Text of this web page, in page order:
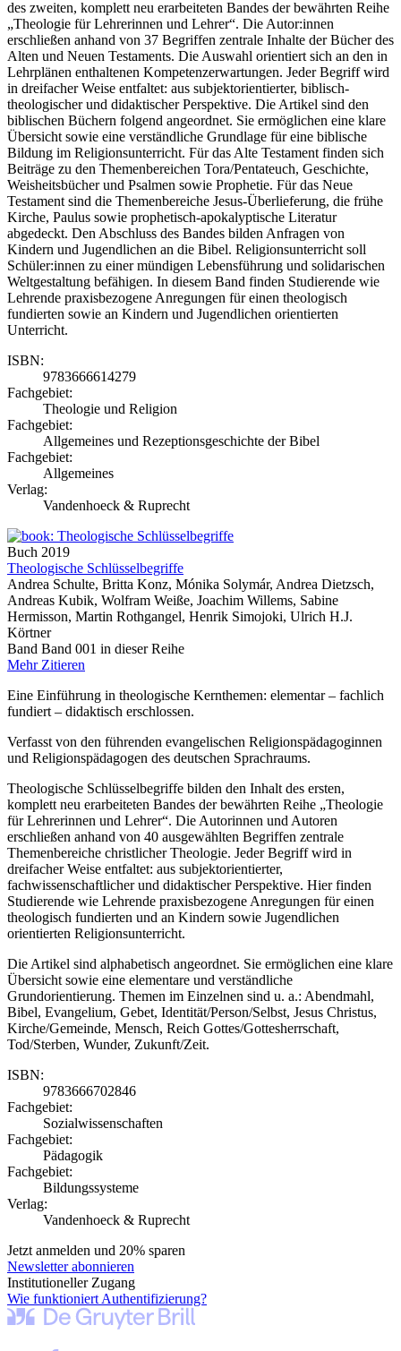
des zweiten, komplett neu erarbeiteten Bandes der bewährten Reihe
„Theologie für Lehrerinnen und Lehrer“. Die Autor:innen
erschließen anhand von 37 Begriffen zentrale Inhalte der Bücher des
Alten und Neuen Testaments. Die Auswahl orientiert sich an den in
Lehrplänen enthaltenen Kompetenzerwartungen. Jeder Begriff wird
in dreifacher Weise entfaltet: aus subjektorientierter, biblisch-
theologischer und didaktischer Perspektive. Die Artikel sind den
biblischen Büchern folgend angeordnet. Sie ermöglichen eine klare
Übersicht sowie eine verständliche Grundlage für eine biblische
Bildung im Religionsunterricht. Für das Alte Testament finden sich
Beiträge zu den Themenbereichen Tora/Pentateuch, Geschichte,
Weisheitsbücher und Psalmen sowie Prophetie. Für das Neue
Testament sind die Themenbereiche Jesus-Überlieferung, die frühe
Kirche, Paulus sowie prophetisch-apokalyptische Literatur
abgedeckt. Den Abschluss des Bandes bilden Anfragen von
Kindern und Jugendlichen an die Bibel. Religionsunterricht soll
Schüler:innen zu einer mündigen Lebensführung und solidarischen
Weltgestaltung befähigen. In diesem Band finden Studierende wie
Lehrende praxisbezogene Anregungen für einen theologisch
fundierten sowie an Kindern und Jugendlichen orientierten
Unterricht.
ISBN:
9783666614279
Fachgebiet:
Theologie und Religion
Fachgebiet:
Allgemeines und Rezeptionsgeschichte der Bibel
Fachgebiet:
Allgemeines
Verlag:
Vandenhoeck & Ruprecht
Buch 2019
Theologische Schlüsselbegriffe
Andrea Schulte, Britta Konz, Mónika Solymár, Andrea Dietzsch,
Andreas Kubik, Wolfram Weiße, Joachim Willems, Sabine
Hermisson, Martin Rothgangel, Henrik Simojoki, Ulrich H.J.
Körtner
Band Band 001 in dieser Reihe
Mehr Zitieren
Eine Einführung in theologische Kernthemen: elementar – fachlich
fundiert – didaktisch erschlossen.
Verfasst von den führenden evangelischen Religionspädagoginnen
und Religionspädagogen des deutschen Sprachraums.
Theologische Schlüsselbegriffe bilden den Inhalt des ersten,
komplett neu erarbeiteten Bandes der bewährten Reihe „Theologie
für Lehrerinnen und Lehrer“. Die Autorinnen und Autoren
erschließen anhand von 40 ausgewählten Begriffen zentrale
Themenbereiche christlicher Theologie. Jeder Begriff wird in
dreifacher Weise entfaltet: aus subjektorientierter,
fachwissenschaftlicher und didaktischer Perspektive. Hier finden
Studierende wie Lehrende praxisbezogene Anregungen für einen
theologisch fundierten und an Kindern sowie Jugendlichen
orientierten Religionsunterricht.
Die Artikel sind alphabetisch angeordnet. Sie ermöglichen eine klare
Übersicht sowie eine elementare und verständliche
Grundorientierung. Themen im Einzelnen sind u. a.: Abendmahl,
Bibel, Evangelium, Gebet, Identität/Person/Selbst, Jesus Christus,
Kirche/Gemeinde, Mensch, Reich Gottes/Gottesherrschaft,
Tod/Sterben, Wunder, Zukunft/Zeit.
ISBN:
9783666702846
Fachgebiet:
Sozialwissenschaften
Fachgebiet:
Pädagogik
Fachgebiet:
Bildungssysteme
Verlag:
Vandenhoeck & Ruprecht
Jetzt anmelden und 20% sparen
Newsletter abonnieren
Institutioneller Zugang
Wie funktioniert Authentifizierung?